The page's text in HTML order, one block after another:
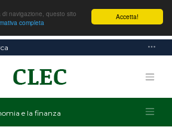
Accetta!
navigazione, questo sito
completa
e la finanza